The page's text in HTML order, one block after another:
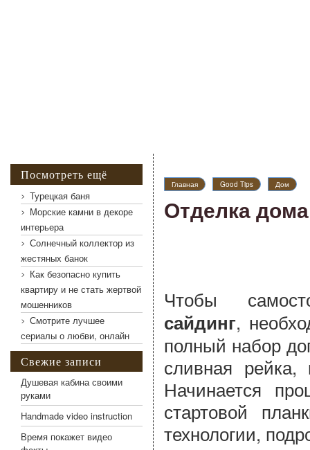
Главная Good Tips Дом
Отделка
Чтобы
сайдинг,
полный набор
сливная
Начинается
стартовой
технологии,
Посмотреть ещё
Турецкая баня
Морские камни в декоре
интерьера
Солнечный коллектор из
жестяных банок
Как безопасно купить
квартиру и не стать жертвой
мошенников
Смотрите лучшее
сериалы о любви, онлайн
Свежие записи
Душевая кабина своими
руками
Handmade video instruction
Время покажет видео